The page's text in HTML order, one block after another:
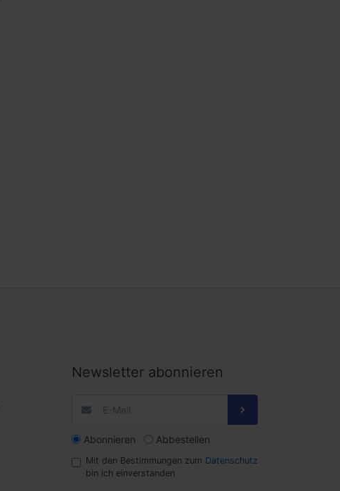
Newsletter abonnieren
Abonnieren Abbestellen
Mit den Bestimmungen zum Datenschutz
bin ich einverstanden